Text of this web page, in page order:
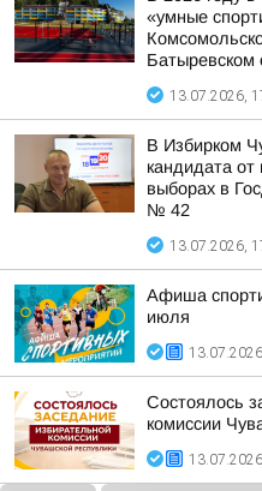
«умные
Батыревском
13.07.2026,
В Избирком
кандидата
выборах в
№ 42
13.07.2026,
Афиша
июля
Состоялось
комиссии